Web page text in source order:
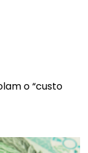
o “custo